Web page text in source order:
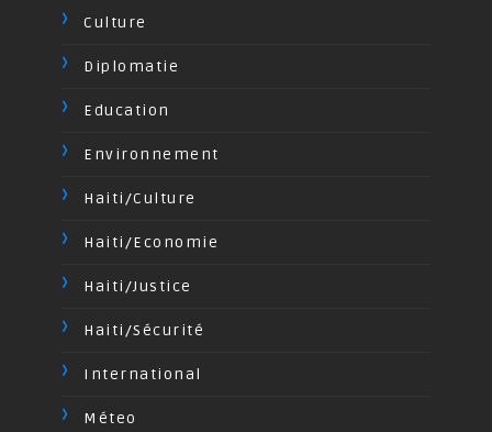
Culture
Diplomatie
Education
Environnement
Haiti/Culture
Haiti/Economie
Haiti/Justice
Haiti/Sécurité
International
Méteo